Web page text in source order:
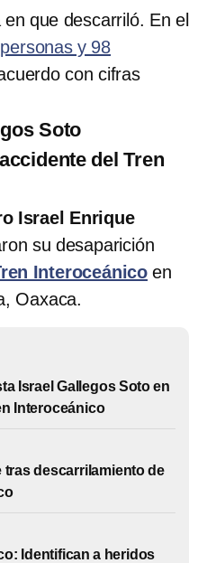
que descarriló. En el
y 98
con cifras
Soto
del Tren
Israel Enrique
su desaparición
Interoceánico en
Oaxaca.
Israel Gallegos Soto en
Interoceánico
tras descarrilamiento de
Identifican a heridos